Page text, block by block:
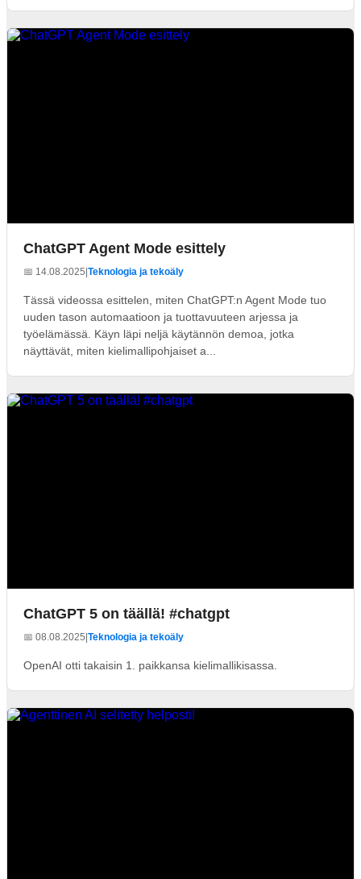
ChatGPT Agent Mode esittely
📅 14.08.2025 Teknologia ja tekoäly
Tässä videossa esittelen, miten ChatGPT:n Agent Mode tuo
uuden tason automaatioon ja tuottavuuteen arjessa ja
työelämässä. Käyn läpi neljä käytännön demoa, jotka
näyttävät, miten kielimallipohjaiset a...
ChatGPT 5 on täällä! #chatgpt
📅 08.08.2025 Teknologia ja tekoäly
OpenAI otti takaisin 1. paikkansa kielimallikisassa.